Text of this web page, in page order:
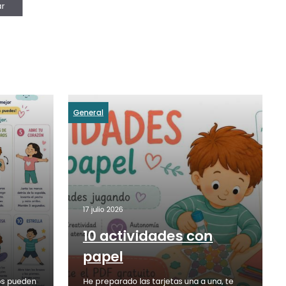
pueden
General
17 julio 2026
10 actividades con
papel
He preparado las tarjetas una a una, te